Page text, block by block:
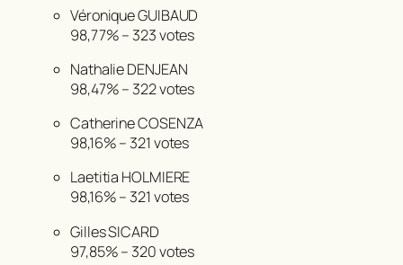
Véronique GUIBAUD
98,77%– 323 votes
Nathalie DENJEAN
98,47%– 322 votes
Catherine COSENZA
98,16%– 321 votes
Laetitia HOLMIERE
98,16%– 321 votes
Gilles SICARD
97,85%– 320 votes